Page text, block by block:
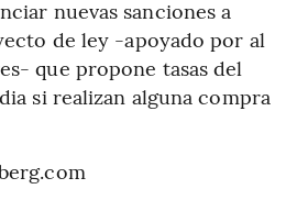
nuevas sanciones a
de ley -apoyado por al
que propone tasas del
si realizan alguna compra